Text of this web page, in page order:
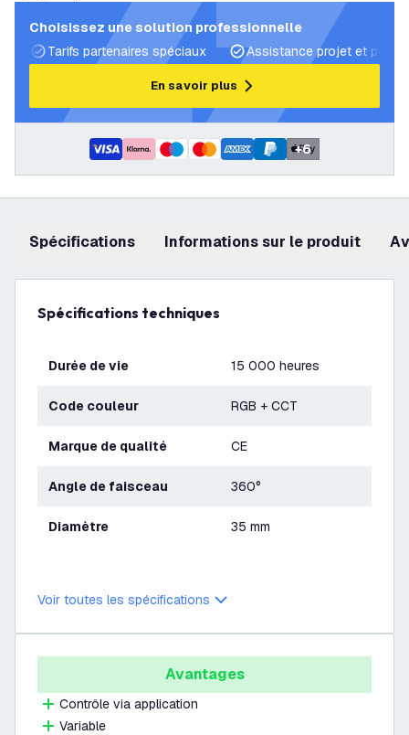
Choisissez une solution professionnelle
Tarifs partenaires spéciaux
Assistance projet et plans
En savoir plus
+6
Spécifications Informations sur le produit
Spécifications techniques
Durée de vie 15 000 heures
Code couleur RGB + CCT
Marque de qualité CE
Angle de faisceau 360°
Diamètre 35 mm
Voir toutes les spécifications
Avantages
Contrôle via application
Variable